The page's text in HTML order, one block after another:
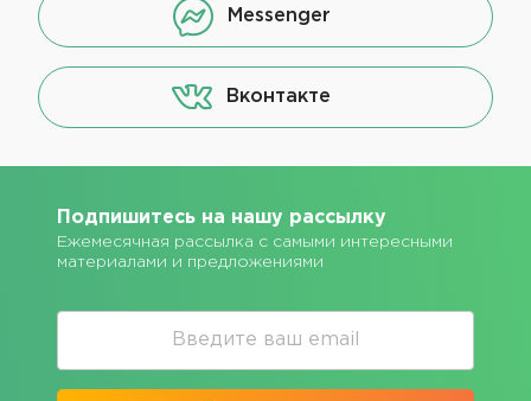
Messenger
Вконтакте
Подпишитесь на нашу рассылку
Ежемесячная рассылка с самыми интересными
материалами и предложениями